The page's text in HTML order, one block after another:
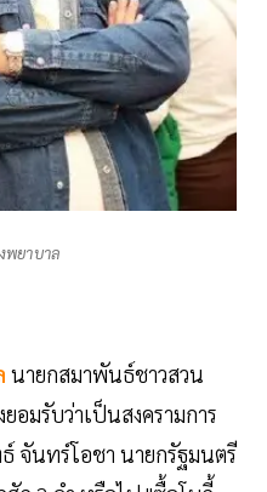
พยาบาล
นายกสมาพันธ์ชาวสวน
อมรับว่าเป็นสงครามการ
จันทร์โอชา นายกรัฐมนตรี